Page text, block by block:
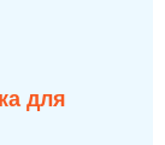
для